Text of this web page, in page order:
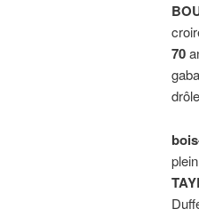
70